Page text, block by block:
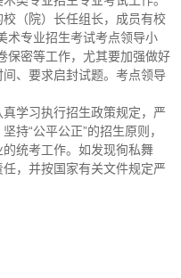
校（院）长任组长，成员有校
术专业招生考试考点领导小
保密等工作，尤其要加强做好
、要求启封试题。考点领导
学习执行招生政策规定，严
持“公平公正”的招生原则，
统考工作。如发现徇私舞
，并按国家有关文件规定严